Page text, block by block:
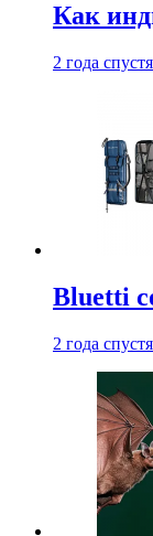
Как
2 года спустя
Bluetti
2 года спустя